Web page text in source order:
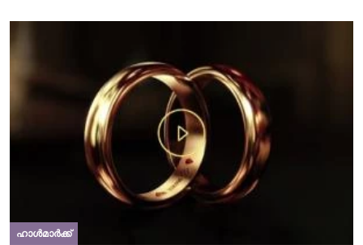
ഹാൾമാർക്ക്